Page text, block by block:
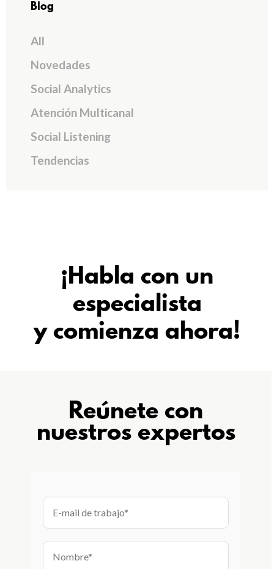
Blog
All
Novedades
Social Analytics
Atención Multicanal
Social Listening
Tendencias
¡Habla con un
especialista
y comienza ahora!
Reúnete con
nuestros expertos